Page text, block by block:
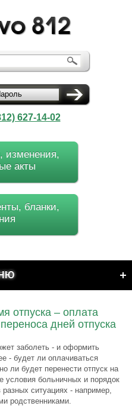
627-14-02
изменения,
акты
бланки,
отпуска – оплата
дней отпуска
заболеть - и оформить
- будет ли оплачиваться
ли будет перенести отпуск на
условия больничных и порядок
ситуациях - например,
родственниками.